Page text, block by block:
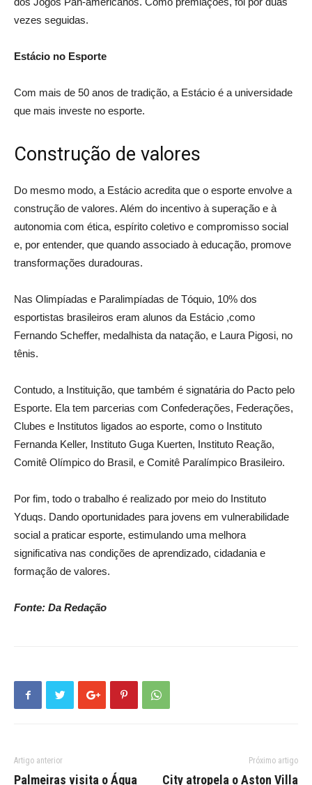
vezes seguidas.
Estácio no Esporte
Com mais de 50 anos de tradição, a Estácio é a universidade
que mais investe no esporte.
Construção de valores
Do mesmo modo, a Estácio acredita que o esporte envolve a
construção de valores. Além do incentivo à superação e à
autonomia com ética, espírito coletivo e compromisso social
e, por entender, que quando associado à educação, promove
transformações duradouras.
Nas Olimpíadas e Paralimpíadas de Tóquio, 10% dos
esportistas brasileiros eram alunos da Estácio ,como
Fernando Scheffer, medalhista da natação, e Laura Pigosi, no
tênis.
Contudo, a Instituição, que também é signatária do Pacto pelo
Esporte. Ela tem parcerias com Confederações, Federações,
Clubes e Institutos ligados ao esporte, como o Instituto
Fernanda Keller, Instituto Guga Kuerten, Instituto Reação,
Comitê Olímpico do Brasil, e Comitê Paralímpico Brasileiro.
Por fim, todo o trabalho é realizado por meio do Instituto
Yduqs. Dando oportunidades para jovens em vulnerabilidade
social a praticar esporte, estimulando uma melhora
significativa nas condições de aprendizado, cidadania e
formação de valores.
Fonte: Da Redação
Artigo anterior
Palmeiras visita o Água
Próximo artigo
City atropela o Aston Villa